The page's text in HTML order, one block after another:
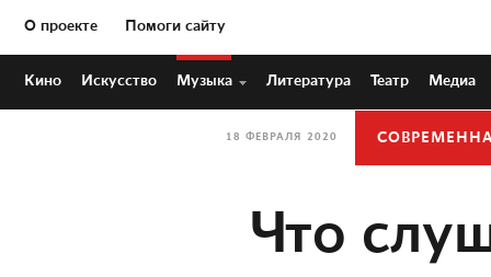
О проекте Помоги сайту
Кино Искусство Музыка Литература Театр Медиа
18 ФЕВРАЛЯ 2020
Что